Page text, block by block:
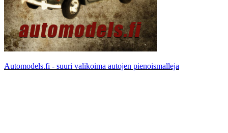
Automodels.fi - suuri valikoima autojen pienoismalleja